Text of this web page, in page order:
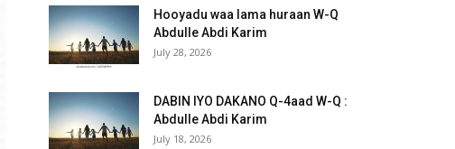
Hooyadu waa lama huraan W-Q
Abdulle Abdi Karim
July 28, 2026
DABIN IYO DAKANO Q-4aad W-Q :
Abdulle Abdi Karim
July 18, 2026